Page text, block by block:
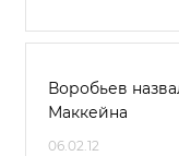
Воробьев
Маккейна
06.02.12